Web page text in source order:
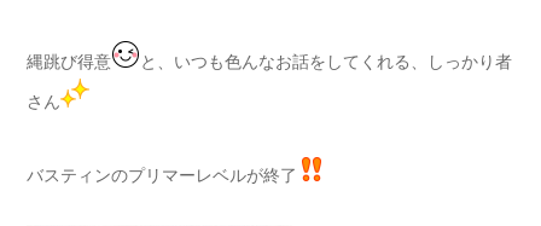
縄跳び得意 と、いつも色んなお話をしてくれる、しっかり者
さん
バスティンのプリマーレベルが終了